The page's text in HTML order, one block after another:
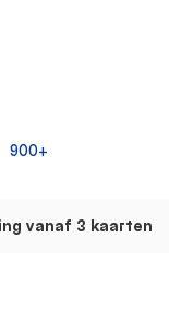
900+
vanaf 3 kaarten